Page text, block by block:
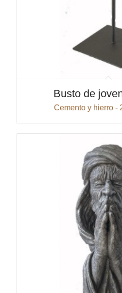
Busto de
Cemento y hierro -